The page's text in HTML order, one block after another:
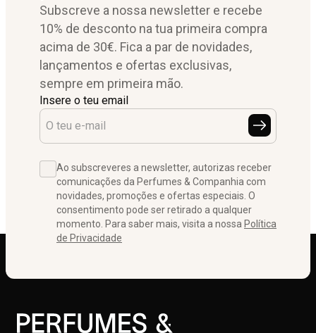
Subscreve a nossa newsletter e recebe
10% de desconto na tua primeira compra
acima de 30€. Fica a par de novidades,
lançamentos e ofertas exclusivas,
sempre em primeira mão.
Insere o teu email
Ao subscreveres a newsletter, autorizas receber
comunicações da Perfumes & Companhia com
novidades, promoções e ofertas especiais. O
consentimento pode ser retirado a qualquer
momento. Para saber mais, visita a nossa Política
de Privacidade